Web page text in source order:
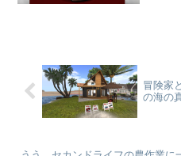
冒険家
の海の